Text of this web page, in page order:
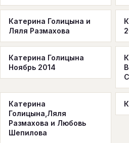
Катерина Голицына и
Ляля Размахова
Катерина Голицына
Ноябрь 2014
Катерина
Голицына,Ляля
Размахова и Любовь
Шепилова